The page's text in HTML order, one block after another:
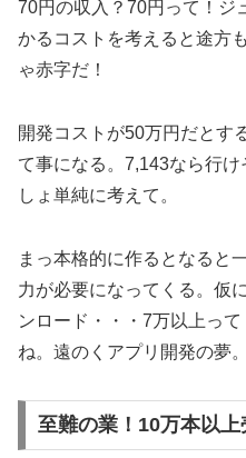
70円の収入？70円って！ジ
かるコストを考えると途方
ゃ赤字だ！
開発コストが50万円だとす
て事になる。7,143なら行
しょ単純に考えて。
まっ本格的に作るとなると
力が必要になってくる。仮
ンロード・・・7万以上っ
ね。遠のくアプリ開発の夢。
至難の業！10万本以